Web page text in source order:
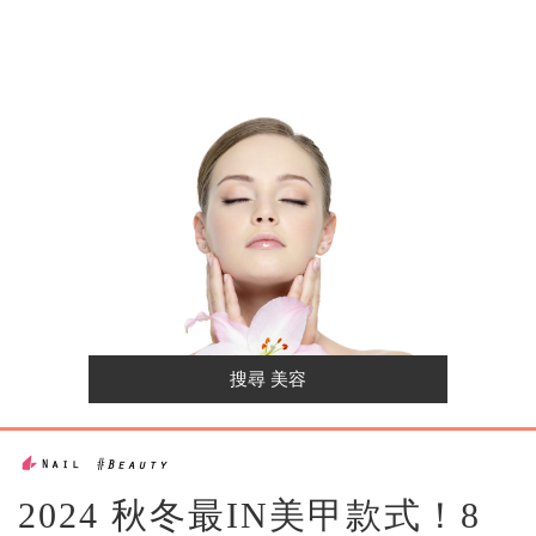
2024 秋冬最IN美甲款式！8